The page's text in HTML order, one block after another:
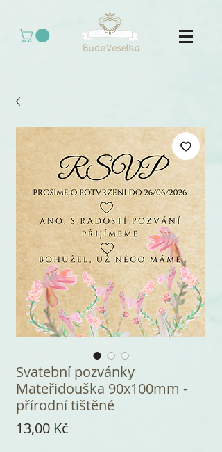
Svatební pozvánky
Mateřidouška 90x100mm -
přírodní tištěné
13,00 Kč